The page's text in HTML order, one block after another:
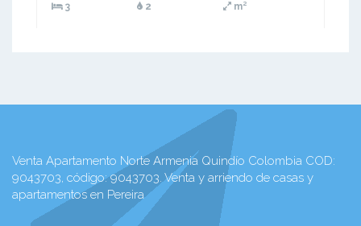
3 2 m²
Venta Apartamento Norte Armenia Quindío Colombia COD:
9043703, código: 9043703. Venta y arriendo de casas y
apartamentos en Pereira